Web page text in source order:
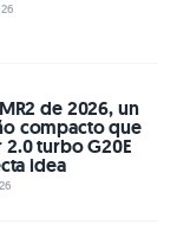
de 2026, un
compacto que
turbo G20E
idea